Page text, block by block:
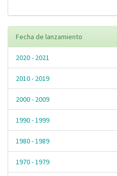
Fecha de lanzamiento
2020 - 2021
2010 - 2019
2000 - 2009
1990 - 1999
1980 - 1989
1970 - 1979